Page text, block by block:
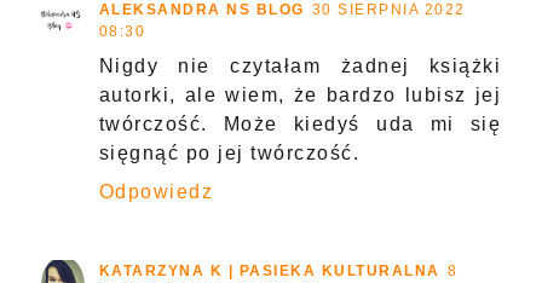
ALEKSANDRA NS BLOG 30 SIERPNIA 2022
08:30
Nigdy nie czytałam żadnej książki
autorki, ale wiem, że bardzo lubisz jej
twórczość. Może kiedyś uda mi się
sięgnąć po jej twórczość.
Odpowiedz
KATARZYNA K | PASIEKA KULTURALNA 8